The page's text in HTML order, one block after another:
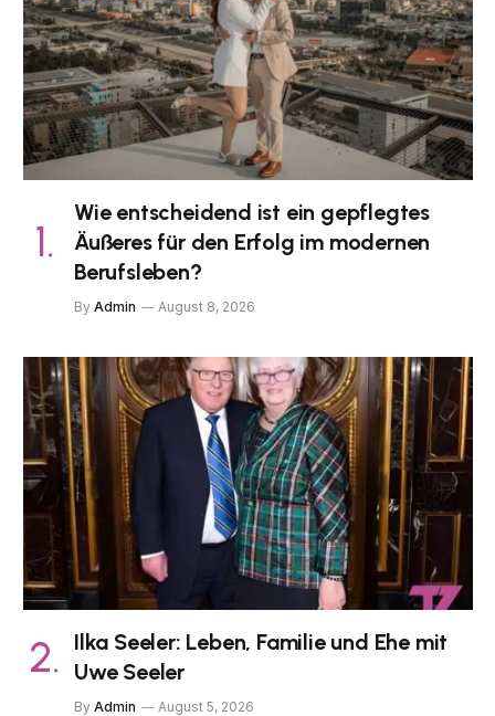
Wie entscheidend ist ein gepflegtes
Äußeres für den Erfolg im modernen
Berufsleben?
By Admin August 8, 2026
Ilka Seeler: Leben, Familie und Ehe mit
Uwe Seeler
By Admin August 5, 2026